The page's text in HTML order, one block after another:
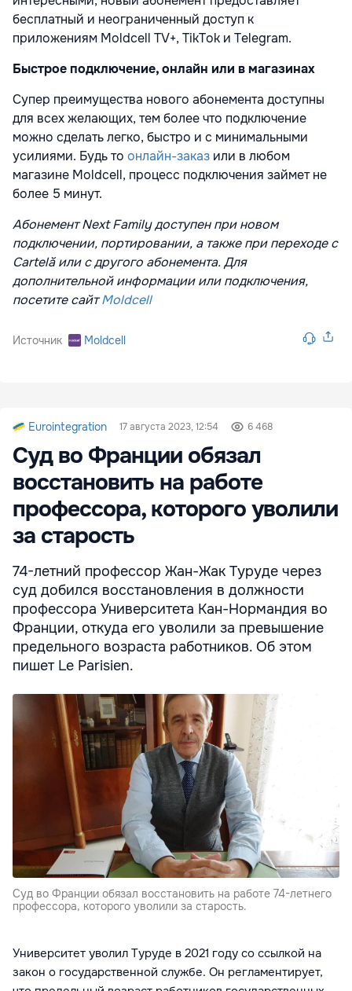
бесплатный и неограниченный доступ к
приложениям Moldcell TV+, TikTok и Telegram.
Быстрое подключение, онлайн или в магазинах
Супер преимущества нового абонемента доступны
для всех желающих, тем более что подключение
можно сделать легко, быстро и с минимальными
усилиями. Будь то онлайн-заказ или в любом
магазине Moldcell, процесс подключения займет не
более 5 минут.
Абонемент Next Family доступен при новом
подключении, портировании, а также при переходе с
Cartelă или с другого абонемента. Для
дополнительной информации или подключения,
посетите сайтMoldcell
Источник Moldcell
Eurointegration 17 августа 2023, 12:54 6 468
Суд во Франции обязал
восстановить на работе
профессора, которого уволили
за старость
74-летний профессор Жан-Жак Туруде через
суд добился восстановления в должности
профессора Университета Кан-Нормандия во
Франции, откуда его уволили за превышение
предельного возраста работников. Об этом
пишет Le Parisien.
Суд во Франции обязал восстановить на работе 74-летнего
профессора, которого уволили за старость.
Университет уволил Туруде в 2021 году со ссылкой на
закон о государственной службе. Он регламентирует,